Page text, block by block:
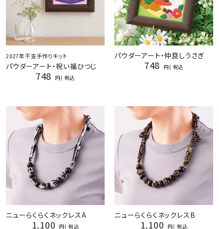
meeting_room ログイン person 会員登録
2027年干支手作りキット
パウダーアート・祝い福ひつじ
748 税込
パウダーアート・仲良しうさぎ
748 税込
ニューらくらくネックレスA
1,100 税込
ニューらくらくネックレスB
1,100 税込